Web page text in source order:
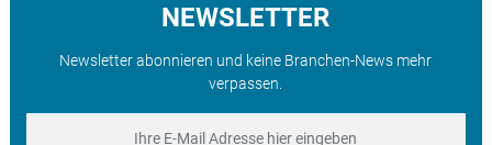
NEWSLETTER
Newsletter abonnieren und keine Branchen-News mehr
verpassen.